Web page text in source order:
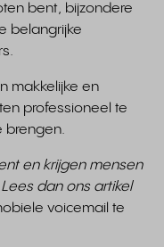
bent, bijzondere
belangrijke
makkelijke en
professioneel te
brengen.
en krijgen mensen
dan ons artikel
voicemail te